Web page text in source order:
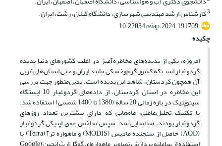
3کارشناس ارشد مهندسی شهرسازی، دانشگاه گیلان، رشت، ایران.
10.22034/eiap.2024.191709
چکیده
امروزه، یکی از پدیده‌‌های مخاطره‌‌آمیز در اغلب کشورهای دنیا پدیده
گردوغبار است که کشور گرم‌‌وخشکی مانند ایران و حتی استان‌‌های‌‌غربی
آن همچون کردستان، شاهد این پدیده است. بدین‌منظور جهت بررسی
این مخاطره در استان کردستان، از داده‌‌های گردوغبار 10 ایستگاه
سینوپتیک در بازه زمانی 20 ساله (1380 تا 1400 شمسی) استفاده شد.
با تکنیک تحلیل‌‌عاملی، ماه‌‌هایی که دارای بیشترین تعداد روز‌‌های
گردوغبار بودند، شناسایی شد. سپس شاخص ‌‌عمق ‌‌اپتیکی گردوغبار
(AOD) حاصل از سنجنده ‌‌‌‌مادیس (MODIS) و ماهواره‌‌‌‌ ترآ (Terra) با